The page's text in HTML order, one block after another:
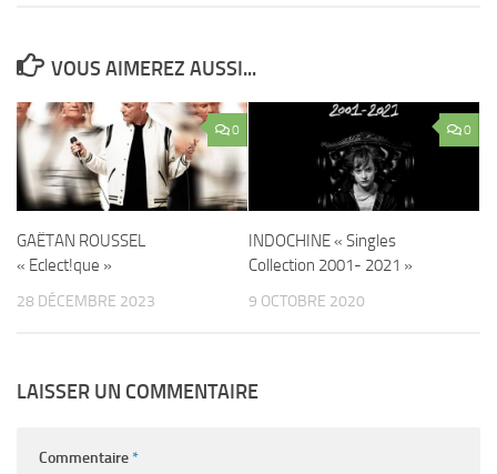
VOUS AIMEREZ AUSSI...
0
GAËTAN ROUSSEL
« Eclect!que »
28 DÉCEMBRE 2023
0
INDOCHINE « Singles
Collection 2001- 2021 »
9 OCTOBRE 2020
LAISSER UN COMMENTAIRE
Commentaire*